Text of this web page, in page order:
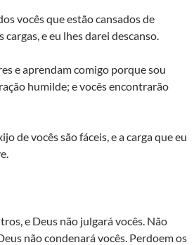
vocês que estão cansados de
cargas, e eu lhes darei descanso.
e aprendam comigo porque sou
humilde; e vocês encontrarão
de vocês são fáceis, e a carga que eu
e Deus não julgará vocês. Não
não condenará vocês. Perdoem os